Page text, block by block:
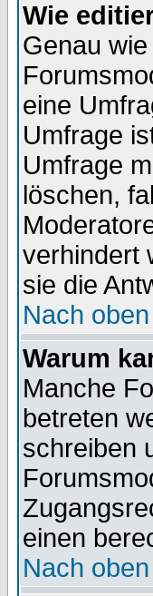
Wie
Genau
eine
Umfrage
Umfrage
löschen,
verhindert
sie die
Nach oben
Warum
Manche
betreten
schreiben
einen
Nach oben